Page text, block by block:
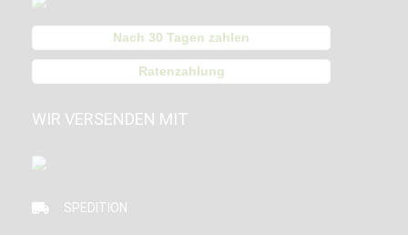
Nach 30 Tagen zahlen
Ratenzahlung
WIR VERSENDEN MIT
SPEDITION